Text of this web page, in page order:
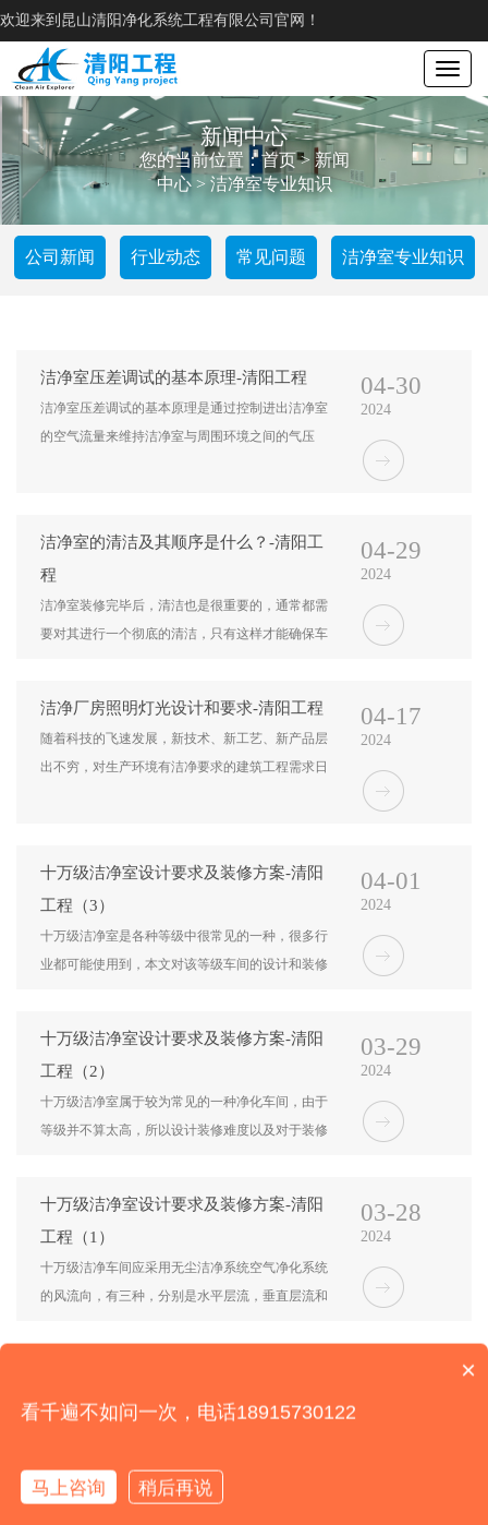
欢迎来到昆山清阳净化系统工程有限公司官网！
Toggle
新闻中心
您的当前位置：首页> 新闻
中心> 洁净室专业知识
公司新闻 行业动态 常见问题 洁净室专业知识
洁净室压差调试的基本原理-清阳工程
洁净室压差调试的基本原理是通过控制进出洁净室
的空气流量来维持洁净室与周围环境之间的气压
04-30
2024
洁净室的清洁及其顺序是什么？-清阳工
程
洁净室装修完毕后，清洁也是很重要的，通常都需
要对其进行一个彻底的清洁，只有这样才能确保车
04-29
2024
洁净厂房照明灯光设计和要求-清阳工程
随着科技的飞速发展，新技术、新工艺、新产品层
出不穷，对生产环境有洁净要求的建筑工程需求日
计和要求。
04-17
2024
十万级洁净室设计要求及装修方案-清阳
工程（3）
十万级洁净室是各种等级中很常见的一种，很多行
业都可能使用到，本文对该等级车间的设计和装修
04-01
2024
十万级洁净室设计要求及装修方案-清阳
工程（2）
十万级洁净室​属于较为常见的一种净化车间，由于
等级并不算太高，所以设计装修难度以及对于装修
03-29
2024
十万级洁净室设计要求及装修方案-清阳
工程（1）
十万级洁净车间应采用无尘洁净系统空气净化系统
的风流向，有三种，分别是水平层流，垂直层流和
03-28
2024
你们是怎么收费的呢？
×
看千遍不如问一次，电话18915730122
马上咨询 稍后再说